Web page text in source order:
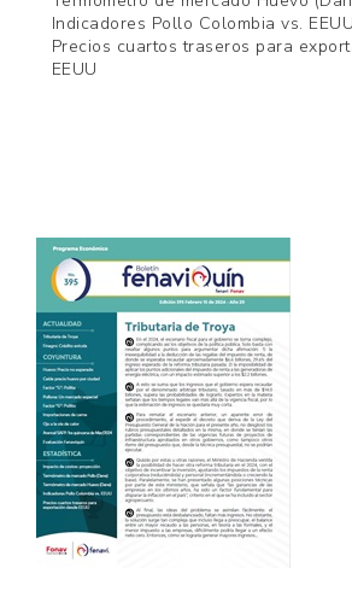
Indicadores Pollo Colombia vs. EEUU
Precios cuartos traseros para
EEUU